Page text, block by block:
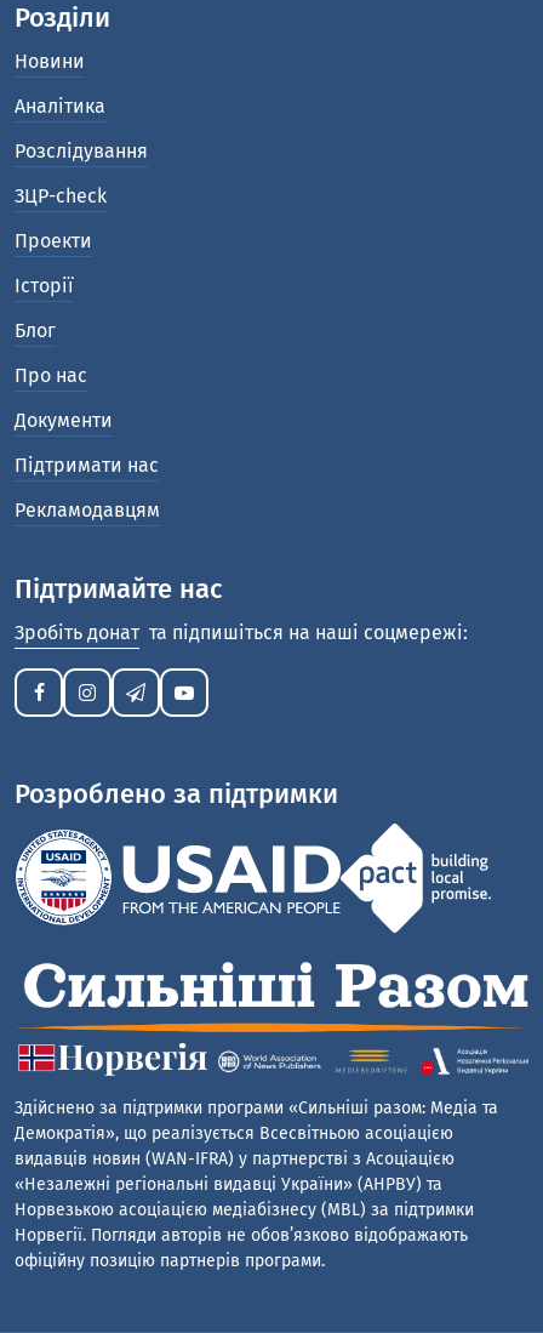
Розділи
Новини
Аналітика
Розслідування
ЗЦР-check
Проекти
Історії
Блог
Про нас
Документи
Підтримати нас
Рекламодавцям
Підтримайте нас
Зробіть донат та підпишіться на наші соцмережі:
Розроблено за підтримки
Здійснено за підтримки програми «Сильніші разом: Медіа та
Демократія», що реалізується Всесвітньою асоціацією
видавців новин (WAN-IFRA) у партнерстві з Асоціацією
«Незалежні регіональні видавці України» (АНРВУ) та
Норвезькою асоціацією медіабізнесу (MBL) за підтримки
Норвегії. Погляди авторів не обов’язково відображають
офіційну позицію партнерів програми.